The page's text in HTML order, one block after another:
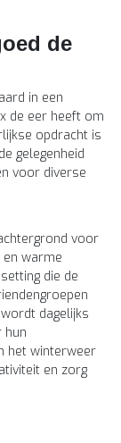
de
in een
de eer heeft om
opdracht is
gelegenheid
voor diverse
voor
warme
die de
dagelijks
hun
het winterweer
en zorg